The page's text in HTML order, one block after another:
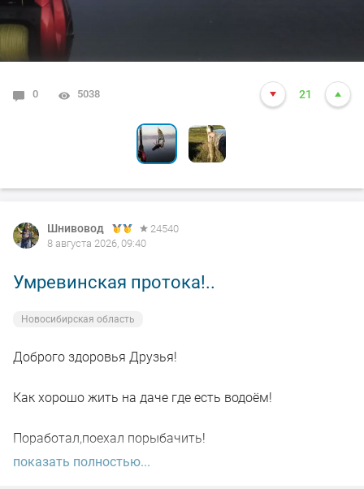
0 5038 21
0 3571 10
Шнивовод
24540
8 августа 2026, 09:40
Умревинская протока!..
Новосибирская область
Доброго здоровья Друзья!
Как хорошо жить на даче где есть водоём!
Поработал,поехал порыбачить!
показать полностью...